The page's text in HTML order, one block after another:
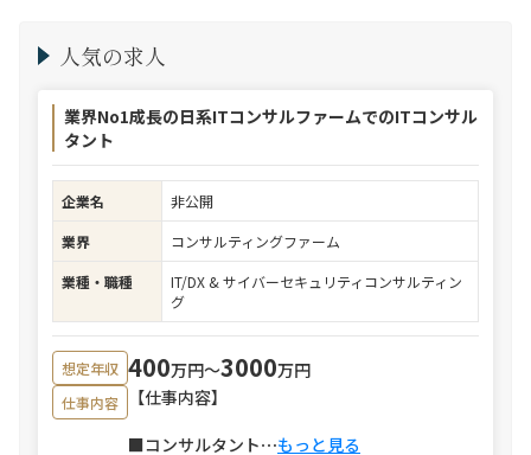
人気の求人
業界No1成長の日系ITコンサルファームでのITコンサル
タント
企業名
非公開
業界
コンサルティングファーム
業種・職種
IT/DX & サイバーセキュリティコンサルティン
グ
想定年収 400万円〜3000万円
仕事内容
【仕事内容】
■コンサルタント⋯もっと見る